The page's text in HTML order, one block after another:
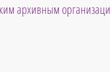
архивным